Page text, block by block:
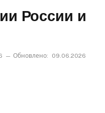
России и
Обновлено:
09.06.2026